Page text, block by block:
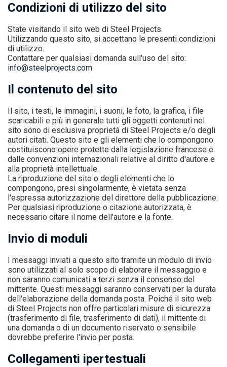
Condizioni di utilizzo del sito
State visitando il sito web di Steel Projects.
Utilizzando questo sito, si accettano le presenti condizioni
di utilizzo.
Contattare per qualsiasi domanda sull'uso del sito:
info@steelprojects.com
Il contenuto del sito
Il sito, i testi, le immagini, i suoni, le foto, la grafica, i file
scaricabili e più in generale tutti gli oggetti contenuti nel
sito sono di esclusiva proprietà di Steel Projects e/o degli
autori citati. Questo sito e gli elementi che lo compongono
costituiscono opere protette dalla legislazione francese e
dalle convenzioni internazionali relative al diritto d'autore e
alla proprietà intellettuale.
La riproduzione del sito o degli elementi che lo
compongono, presi singolarmente, è vietata senza
l'espressa autorizzazione del direttore della pubblicazione.
Per qualsiasi riproduzione o citazione autorizzata, è
necessario citare il nome dell'autore e la fonte.
Invio di moduli
I messaggi inviati a questo sito tramite un modulo di invio
sono utilizzati al solo scopo di elaborare il messaggio e
non saranno comunicati a terzi senza il consenso del
mittente. Questi messaggi saranno conservati per la durata
dell'elaborazione della domanda posta. Poiché il sito web
di Steel Projects non offre particolari misure di sicurezza
(trasferimento di file, trasferimento di dati), il mittente di
una domanda o di un documento riservato o sensibile
dovrebbe preferire l'invio per posta.
Collegamenti ipertestuali